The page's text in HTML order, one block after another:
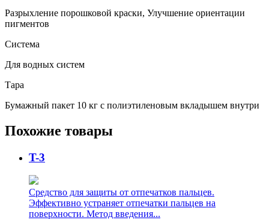
Разрыхление порошковой краски, Улучшение ориентации
пигментов
Система
Для водных систем
Тара
Бумажный пакет 10 кг с полиэтиленовым вкладышем внутри
Похожие товары
T-3
Средство для защиты от отпечатков пальцев.
Эффективно устраняет отпечатки пальцев на
поверхности. Метод введения...